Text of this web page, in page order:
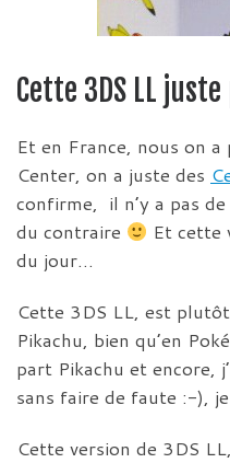
Cette 3DS LL
Et en France, nous on a
Center, on a juste des
confirme, il n’y a pas de
du contraire
Et cette
du jour…
Cette 3DS LL, est
Pikachu, bien qu’en
part Pikachu et encore,
sans faire de faute :-),
Cette version de 3DS